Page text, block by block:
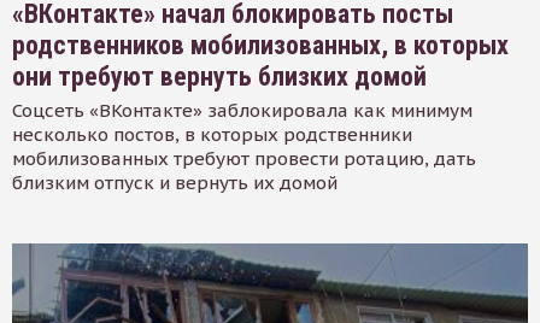
«ВКонтакте» начал блокировать посты
родственников мобилизованных, в которых
они требуют вернуть близких домой
Соцсеть «ВКонтакте» заблокировала как минимум
несколько постов, в которых родственники
мобилизованных требуют провести ротацию, дать
близким отпуск и вернуть их домой